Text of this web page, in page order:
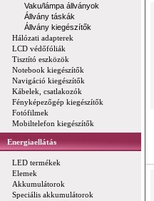
Vaku/lámpa állványok
Állvány táskák
Állvány kiegészítők
Hálózati adapterek
LCD védőfóliák
Tisztító eszközök
Notebook kiegészítők
Navigáció kiegészítők
Kábelek, csatlakozók
Fényképezőgép kiegészítők
Fotófilmek
Mobiltelefon kiegészítők
Energiaellátás
LED termékek
Elemek
Akkumulátorok
Speciális akkumulátorok